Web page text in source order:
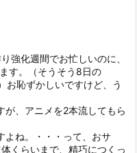
強化週間でお忙しいのに、
す。（そうそう8日の
恥ずかしいですけど、う
、アニメを2本流してもら
よね。・・・って、おサ
くらいまで、精巧につくっ